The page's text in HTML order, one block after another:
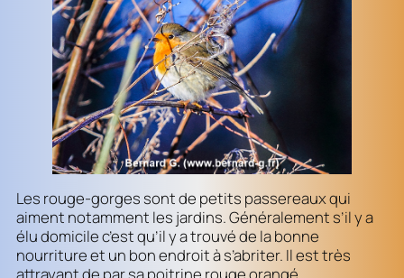
Les rouge-gorges sont de petits passereaux qui
aiment notamment les jardins. Généralement s’il y a
élu domicile c’est qu’il y a trouvé de la bonne
nourriture et un bon endroit à s’abriter. Il est très